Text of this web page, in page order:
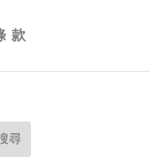
款
尋